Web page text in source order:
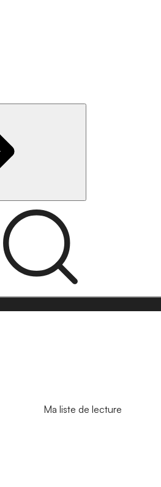
Ma liste de lecture